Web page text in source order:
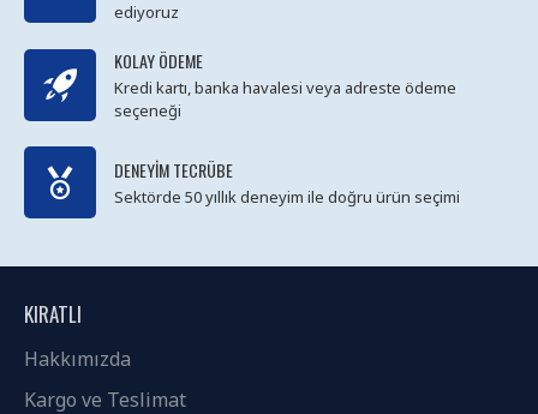
ediyoruz
KOLAY ÖDEME
Kredi kartı, banka havalesi veya adreste ödeme
seçeneği
DENEYIM TECRÜBE
Sektörde 50 yıllık deneyim ile doğru ürün seçimi
KIRATLI
Hakkımızda
Kargo ve Teslimat